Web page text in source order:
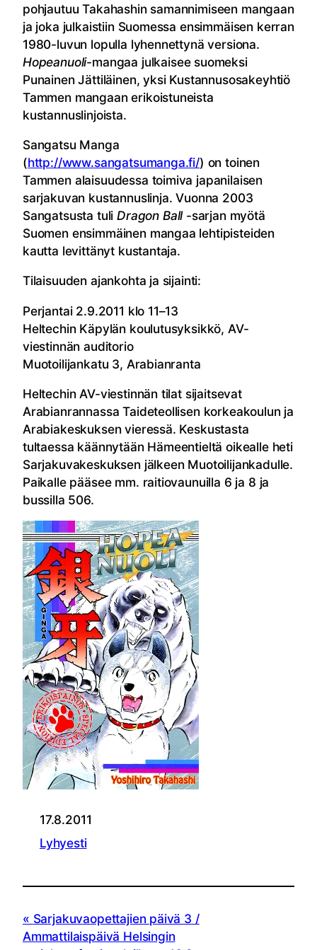
pohjautuu Takahashin samannimiseen mangaan
ja joka julkaistiin Suomessa ensimmäisen kerran
1980-luvun lopulla lyhennettynä versiona.
Hopeanuoli-mangaa julkaisee suomeksi
Punainen Jättiläinen, yksi Kustannusosakeyhtiö
Tammen mangaan erikoistuneista
kustannuslinjoista.
Sangatsu Manga
(http://www.sangatsumanga.fi/) on toinen
Tammen alaisuudessa toimiva japanilaisen
sarjakuvan kustannuslinja. Vuonna 2003
Sangatsusta tuliDragon Ball-sarjan myötä
Suomen ensimmäinen mangaa lehtipisteiden
kautta levittänyt kustantaja.
Tilaisuuden ajankohta ja sijainti:
Perjantai 2.9.2011 klo 11–13
Heltechin Käpylän koulutusyksikkö, AV-
viestinnän auditorio
Muotoilijankatu 3, Arabianranta
Heltechin AV-viestinnän tilat sijaitsevat
Arabianrannassa Taideteollisen korkeakoulun ja
Arabiakeskuksen vieressä. Keskustasta
tultaessa käännytään Hämeentieltä oikealle heti
Sarjakuvakeskuksen jälkeen Muotoilijankadulle.
Paikalle pääsee mm. raitiovaunuilla 6 ja 8 ja
bussilla 506.
17.8.2011
Lyhyesti
Sarjakuvaopettajien päivä 3 /
Ammattilaispäivä Helsingin